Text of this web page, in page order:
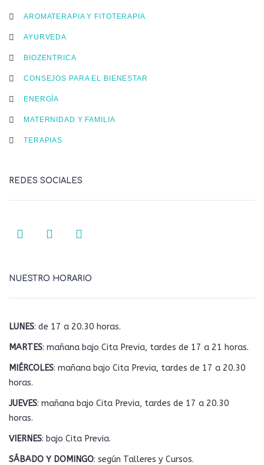
AROMATERAPIA Y FITOTERAPIA
AYURVEDA
BIOZENTRICA
CONSEJOS PARA EL BIENESTAR
ENERGÍA
MATERNIDAD Y FAMILIA
TERAPIAS
REDES SOCIALES
NUESTRO HORARIO
LUNES: de 17 a 20.30 horas.
MARTES: mañana bajo Cita Previa, tardes de 17 a 21 horas.
MIÉRCOLES: mañana bajo Cita Previa, tardes de 17 a 20.30
horas.
JUEVES: mañana bajo Cita Previa, tardes de 17 a 20.30
horas.
VIERNES: bajo Cita Previa.
SÁBADO Y DOMINGO: según Talleres y Cursos.